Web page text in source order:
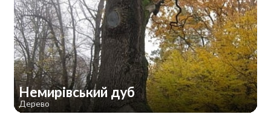
Немирівський дуб
Дерево